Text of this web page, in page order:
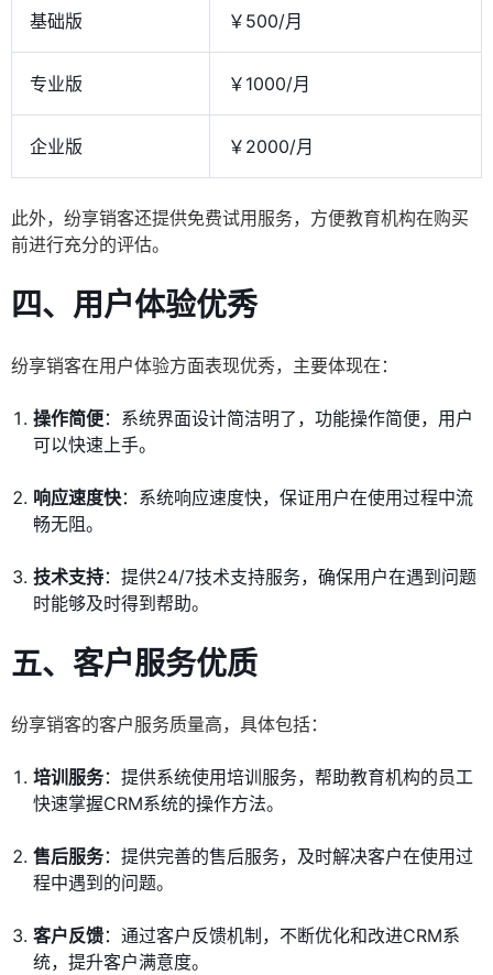
基础版 ￥500/月
专业版 ￥1000/月
企业版 ￥2000/月
此外，纷享销客还提供免费试用服务，方便教育机构在购买
前进行充分的评估。
四、用户体验优秀
纷享销客在用户体验方面表现优秀，主要体现在：
操作简便：系统界面设计简洁明了，功能操作简便，用户
可以快速上手。
响应速度快：系统响应速度快，保证用户在使用过程中流
畅无阻。
技术支持：提供24/7技术支持服务，确保用户在遇到问题
时能够及时得到帮助。
五、客户服务优质
纷享销客的客户服务质量高，具体包括：
培训服务：提供系统使用培训服务，帮助教育机构的员工
快速掌握CRM系统的操作方法。
售后服务：提供完善的售后服务，及时解决客户在使用过
程中遇到的问题。
客户反馈：通过客户反馈机制，不断优化和改进CRM系
统，提升客户满意度。